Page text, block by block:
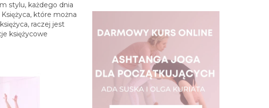
stylu, każdego dnia
które można
raczej jest
księżycowe